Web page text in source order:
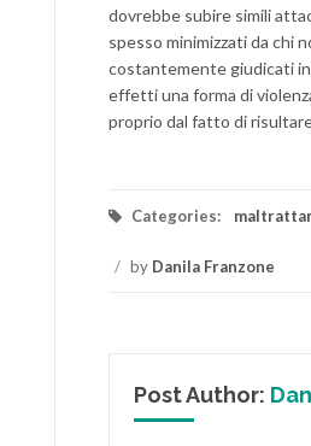
dovrebbe subire simili
spesso minimizzati da chi
costantemente giudicati
effetti una forma di
proprio dal fatto di
Categories:
/ by Danila Franzone
Post Author: